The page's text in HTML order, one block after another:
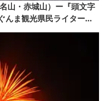
山・赤城山）ー『頭文字
んま観光県民ライター